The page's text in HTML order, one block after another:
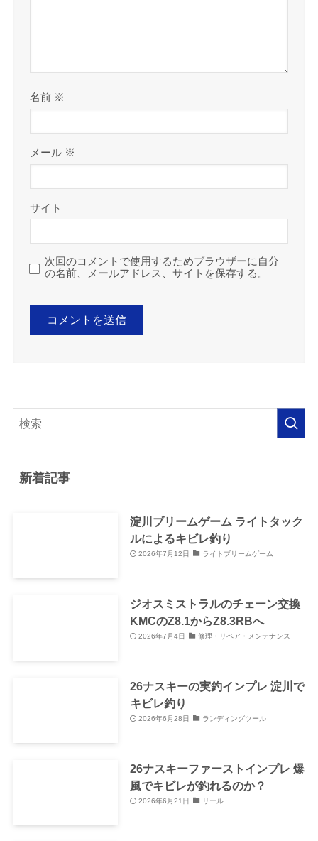
名前 ※
メール ※
サイト
次回のコメントで使用するためブラウザーに自分
の名前、メールアドレス、サイトを保存する。
新着記事
淀川ブリームゲーム ライトタック
ルによるキビレ釣り
2026年7月12日 ライトブリームゲーム
ジオスミストラルのチェーン交換
KMCのZ8.1からZ8.3RBへ
2026年7月4日 修理・リペア・メンテナンス
26ナスキーの実釣インプレ 淀川で
キビレ釣り
2026年6月28日 ランディングツール
26ナスキーファーストインプレ 爆
風でキビレが釣れるのか？
2026年6月21日 リール